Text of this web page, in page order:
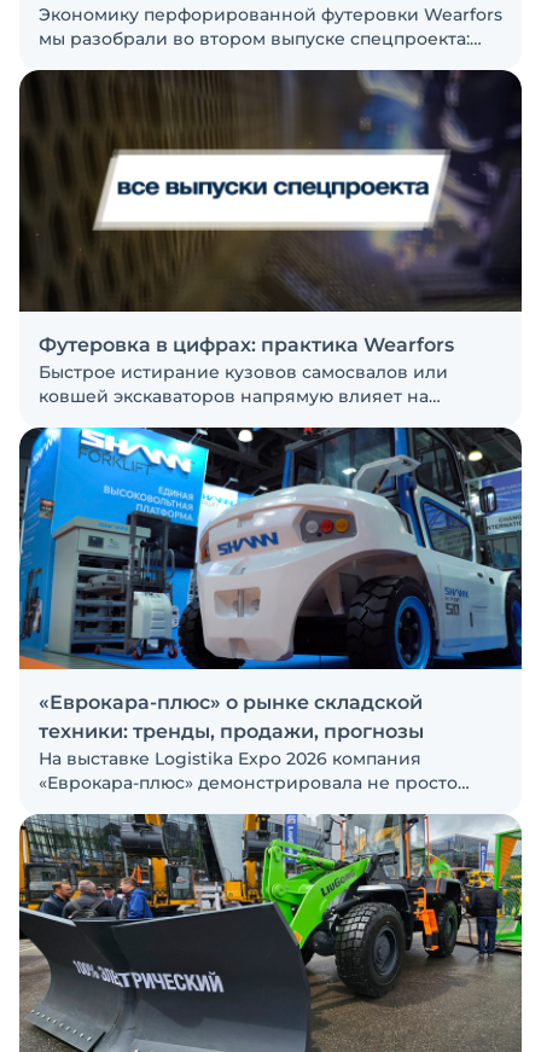
Wearfors
Экономику перфорированной футеровки Wearfors
мы разобрали во втором выпуске спецпроекта:
сервисная модель. В третьем выпуске — то, что не
попадает в таблицу совокупной стоимости
владения, но напрямую влияет на работу
предприятия: снятые операционные риски,
предсказуемый график ремонтов и
распределение ответственности между
заказчиком и поставщиком
Футеровка в цифрах: практика Wearfors
Быстрое истирание кузовов самосвалов или
ковшей экскаваторов напрямую влияет на
целом. При этом большинство решений на рынке
защищают металл, существенно снижая полезную
грузоподъёмность машины
«Еврокара-плюс» о рынке складской
техники: тренды, продажи, прогнозы
На выставке Logistika Expo 2026 компания
«Еврокара-плюс» демонстрировала не просто
Если раньше рынок присматривался к
электромобильным технологиям, то сегодня
предприятия начинают отказываться от техники с
ДВС ради снижения расходов и повышения
эффективности. Мы поговорили о трендах, спросе
и будущем рынка с представителем компании